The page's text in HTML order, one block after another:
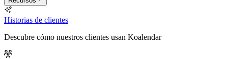
Historias de clientes
Descubre cómo nuestros clientes usan Koalendar